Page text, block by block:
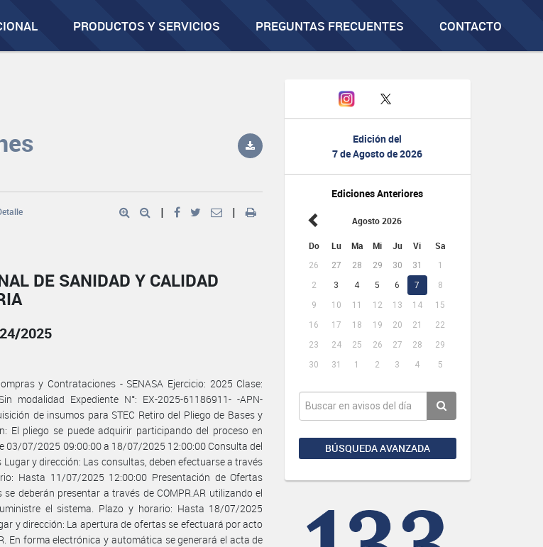
PRODUCTOS Y SERVICIOS PREGUNTAS FRECUENTES CONTACTO
Edición del
7 de Agosto de 2026
Ediciones Anteriores
Agosto 2026
Do Lu Ma Mi Ju Vi Sa
26 27 28 29 30 31
1
2
3 4 5 6 7
8
9
10 11 12 13 14
15
16
17 18 19 20 21
22
23
24 25 26 27 28
29
30
31 1 2 3 4 5
BÚSQUEDA AVANZADA
| |
DE SANIDAD Y CALIDAD
2025
y Contrataciones - SENASA Ejercicio: 2025 Clase:
modalidad Expediente N°: EX-2025-61186911- -APN-
de insumos para STEC Retiro del Pliego de Bases y
El pliego se puede adquirir participando del proceso en
03/07/2025 09:00:00 a 18/07/2025 12:00:00 Consulta del
Lugar y dirección: Las consultas, deben efectuarse a través
Hasta 11/07/2025 12:00:00 Presentación de Ofertas
deberán presentar a través de COMPR.AR utilizando el
el sistema. Plazo y horario: Hasta 18/07/2025
y dirección: La apertura de ofertas se efectuará por acto
En forma electrónica y automática se generará el acta de